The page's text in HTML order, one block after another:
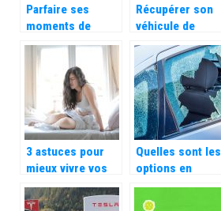
Parfaire ses
moments de
voyages en
famille
Récupérer son
véhicule de
fourrière en
France
3 astuces pour
mieux vivre vos
règles
douloureuses
Quelles sont les
options en
matiere
d’assurance